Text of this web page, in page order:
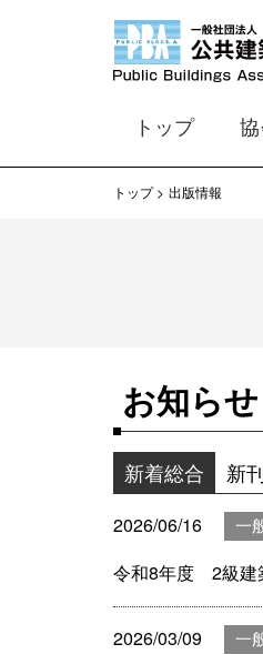
トップ
トップ 出版情報
お知らせ
新着総合 新
2026/06/16 一
令和8年度 2級建
2026/03/09 一